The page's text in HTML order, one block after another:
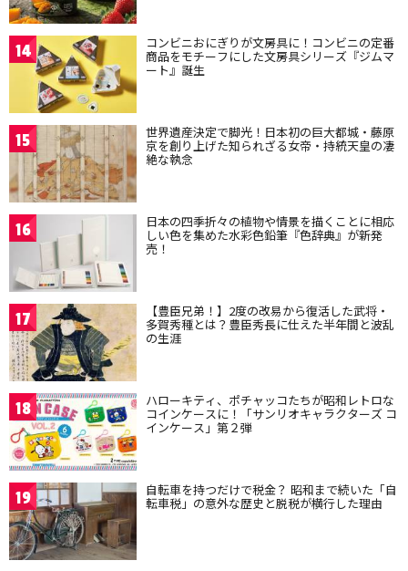
14 コンビニおにぎりが文房具に！コンビニの定番
商品をモチーフにした文房具シリーズ『ジムマ
ート』誕生
15 世界遺産決定で脚光！日本初の巨大都城・藤原
京を創り上げた知られざる女帝・持統天皇の凄
絶な執念
16 日本の四季折々の植物や情景を描くことに相応
しい色を集めた水彩色鉛筆『色辞典』が新発
売！
17 【豊臣兄弟！】2度の改易から復活した武将・
多賀秀種とは？豊臣秀長に仕えた半年間と波乱
の生涯
18 ハローキティ、ポチャッコたちが昭和レトロな
コインケースに！「サンリオキャラクターズ コ
インケース」第２弾
19 自転車を持つだけで税金？ 昭和まで続いた「自
転車税」の意外な歴史と脱税が横行した理由